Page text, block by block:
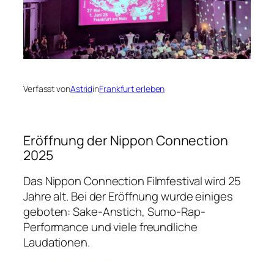
Verfasst vonAstridinFrankfurt erleben
Eröffnung der Nippon Connection
2025
Das Nippon Connection Filmfestival wird 25
Jahre alt. Bei der Eröffnung wurde einiges
geboten: Sake-Anstich, Sumo-Rap-
Performance und viele freundliche
Laudationen.